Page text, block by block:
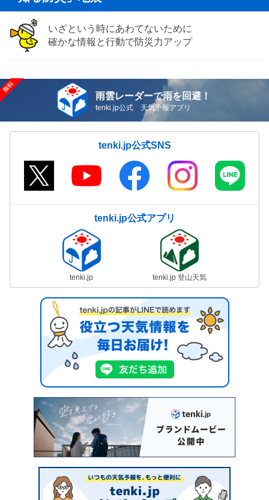
いざという時にあわてないために
確かな情報と行動で防災力アップ
雨雲レーダーで雨を回避！
tenki.jp公式 天気予報アプリ
tenki.jp公式SNS
tenki.jp公式アプリ
tenki.jp tenki.jp 登山天気